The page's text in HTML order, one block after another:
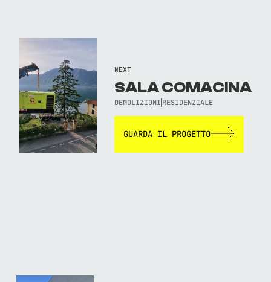
NEXT
SALA COMACINA
DEMOLIZIONI RESIDENZIALE
GUARDA IL PROGETTO